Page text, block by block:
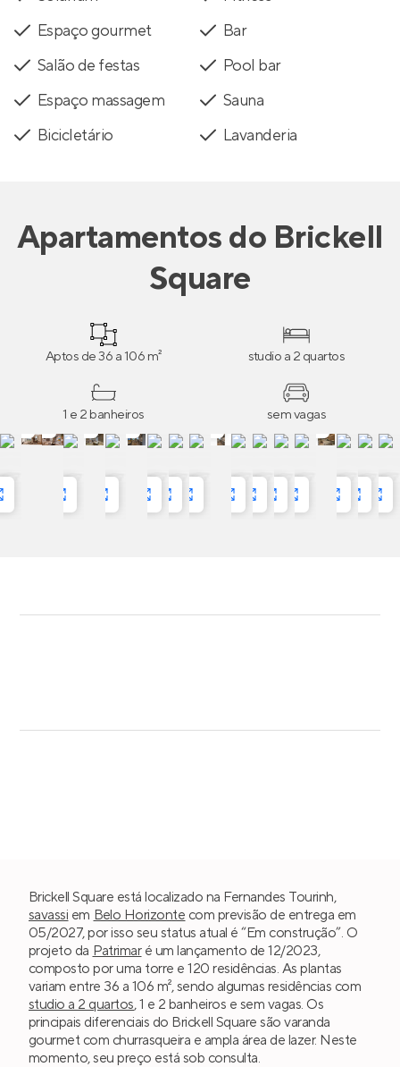
Espaço gourmet
Bar
Salão de festas
Pool bar
Espaço massagem
Sauna
Bicicletário
Lavanderia
Apartamentosdo Brickell
Square
Aptos de 36 a 106 m² studio a 2 quartos
1 e 2 banheiros sem vagas
Brickell Square está localizado na Fernandes Tourinh,
savassi em Belo Horizonte com previsão de entrega em
05/2027, por isso seu status atual é “Em construção”. O
projeto da Patrimaré um lançamento de 12/2023,
composto por uma torre e 120 residências. As plantas
variam entre 36 a 106 m², sendo algumas residências com
studio a 2 quartos, 1 e 2 banheiros e sem vagas. Os
principais diferenciais do Brickell Square são varanda
gourmet com churrasqueira e ampla área de lazer. Neste
momento, seu preço está sob consulta.